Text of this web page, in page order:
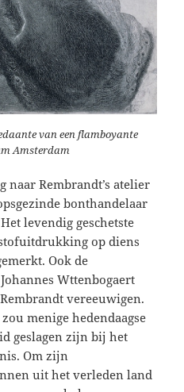
van een flamboyante
Amsterdam
naar Rembrandt’s atelier
bonthandelaar
levendig geschetste
op diens
Ook de
Wttenbogaert
vereeuwigen.
menige hedendaagse
geslagen zijn bij het
Om zijn
uit het verleden land